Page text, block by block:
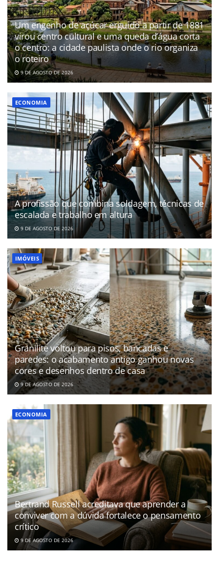
Um engenho de açúcar erguido a partir de 1881
virou centro cultural e uma queda d’água corta
o centro: a cidade paulista onde o rio organiza
o roteiro
9 DE AGOSTO DE 2026
ECONOMIA
A profissão que combina soldagem, técnicas de
escalada e trabalho em altura
9 DE AGOSTO DE 2026
IMÓVEIS
Granilite voltou para pisos, bancadas e
paredes: o acabamento antigo ganhou novas
cores e desenhos dentro de casa
9 DE AGOSTO DE 2026
ECONOMIA
Bertrand Russell acreditava que aprender a
conviver com a dúvida fortalece o pensamento
crítico
9 DE AGOSTO DE 2026